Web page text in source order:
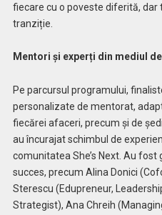
fiecare cu o poveste diferită,
tranziție.
Mentori și experți din mediul
Pe parcursul programului,
personalizate de mentorat,
fiecărei afaceri, precum și de
au încurajat schimbul de
comunitatea She’s Next. Au
succes, precum Alina Donici
Sterescu (Edupreneur,
Strategist), Ana Chreih